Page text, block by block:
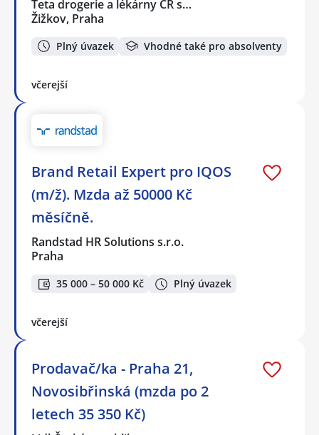
Teta drogerie a lékárny ČR s…
Žižkov, Praha
Plný úvazek Vhodné také pro absolventy
včerejší
Brand Retail Expert pro IQOS
(m/ž). Mzda až 50000 Kč
měsíčně.
Randstad HR Solutions s.r.o.
Praha
35 000 – 50 000 Kč Plný úvazek
včerejší
Prodavač/ka - Praha 21,
Novosibřinská (mzda po 2
letech 35 350 Kč)